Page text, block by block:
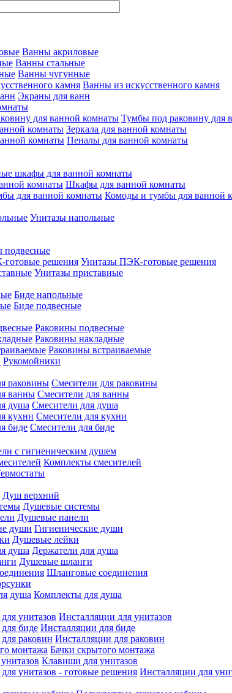
Ванны акриловые
Ванны стальные
Ванны чугунные
Ванны из искусственного камня
Экраны для ванн
Тумбы под раковину для
Зеркала для ванной комнаты
Пеналы для ванной комнаты
шкафы для ванной комнаты
Шкафы для ванной комнаты
Комоды и тумбы для ванной
Унитазы напольные
подвесные
Унитазы ПЭК-готовые решения
Унитазы приставные
Биде напольные
Биде подвесные
Раковины подвесные
Раковины накладные
Раковины встраиваемые
Рукомойники
Смесители для раковины
Смесители для ванны
Смесители для душа
Смесители для кухни
Смесители для биде
с гигиеническим душем
Комплекты смесителей
Душ верхний
Душевые системы
Душевые панели
Гигиенические души
Душевые лейки
Держатели для душа
Душевые шланги
Шланговые соединения
Комплекты для душа
Инсталляции для унитазов
Инсталляции для биде
Инсталляции для раковин
Бачки скрытого монтажа
Клавиши для унитазов
Инсталляции для